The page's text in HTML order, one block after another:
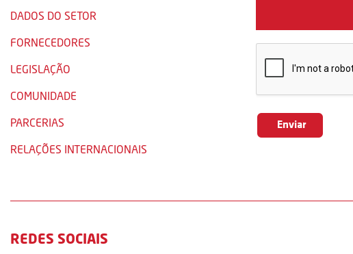
DADOS DO SETOR
FORNECEDORES
LEGISLAÇÃO
COMUNIDADE
PARCERIAS
RELAÇÕES INTERNACIONAIS
REDES SOCIAIS